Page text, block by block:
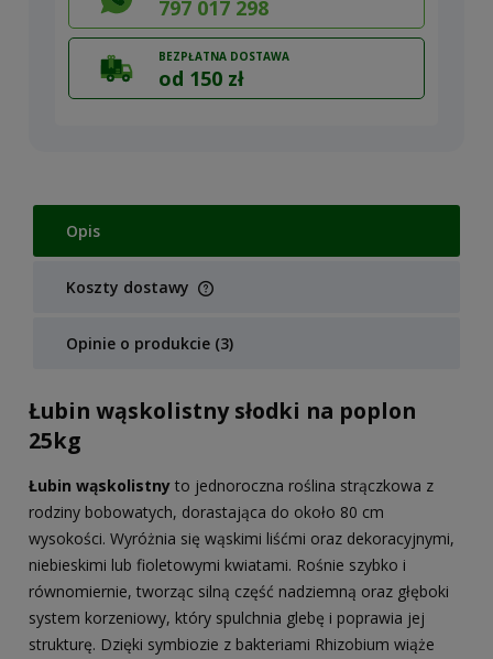
797 017 298
BEZPŁATNA DOSTAWA
od 150 zł
Opis
Koszty dostawy
Cena nie zawiera ewentualnych kosztów płatności
Opinie o produkcie (3)
Łubin wąskolistny słodki na poplon
25kg
Łubin wąskolistny to jednoroczna roślina strączkowa z
rodziny bobowatych, dorastająca do około 80 cm
wysokości. Wyróżnia się wąskimi liśćmi oraz dekoracyjnymi,
niebieskimi lub fioletowymi kwiatami. Rośnie szybko i
równomiernie, tworząc silną część nadziemną oraz głęboki
system korzeniowy, który spulchnia glebę i poprawia jej
strukturę. Dzięki symbiozie z bakteriami Rhizobium wiąże